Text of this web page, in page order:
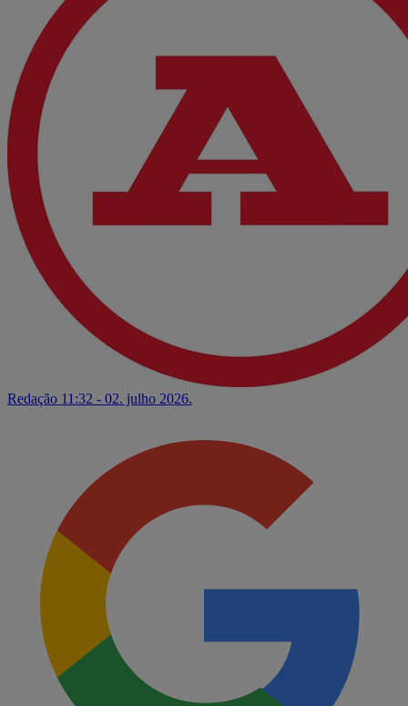
Redação 11:32 - 02. julho 2026.